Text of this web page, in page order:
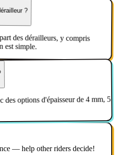
?
des dérailleurs, y compris
est simple.
des options d'épaisseur de 4 mm, 5
— help other riders decide!